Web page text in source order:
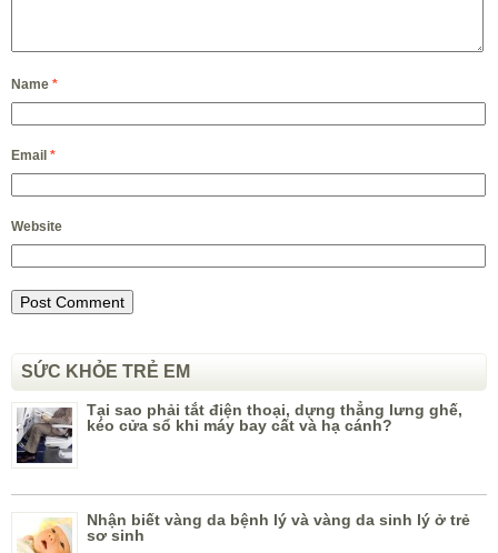
Name *
Email *
Website
SỨC KHỎE TRẺ EM
Tại sao phải tắt điện thoại, dựng thẳng lưng ghế,
kéo cửa sổ khi máy bay cất và hạ cánh?
Nhận biết vàng da bệnh lý và vàng da sinh lý ở trẻ
sơ sinh